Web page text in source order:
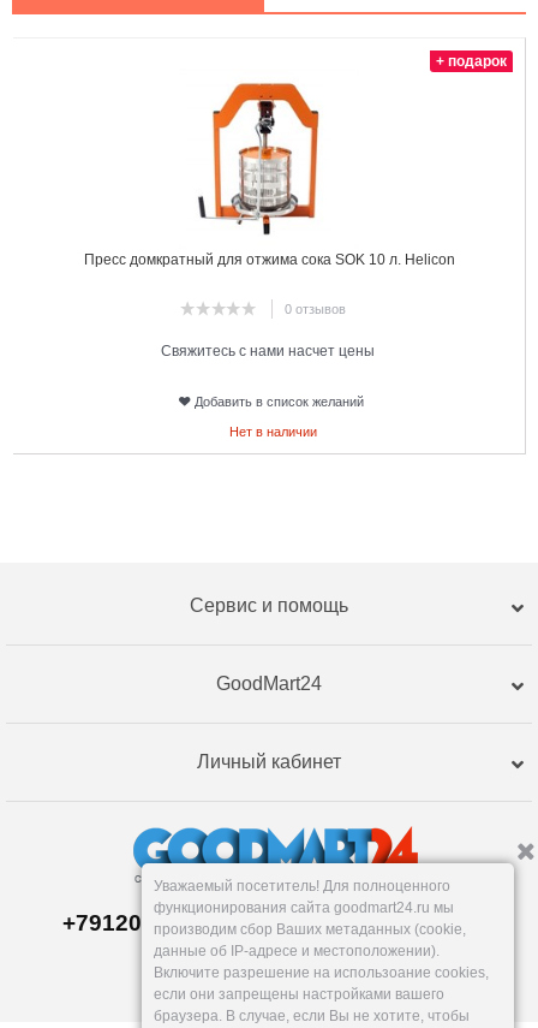
Пресс домкратный для отжима сока SOK 10 л. Helicon
0 отзывов
+ подарок
Свяжитесь с нами насчет цены
Добавить в список желаний
Нет в наличии
Сервис и помощь
GoodMart24
Личный кабинет
+79120359762, +79120359761 MAX,TG
Склад в Екатеринбург е
Пн-Пт: 10-19, Сб, Вс: вых.
info@goodmart24.ru
Уважаемый посетитель! Для полноценного
функционирования сайта goodmart24.ru мы
производим сбор Ваших метаданных (cookie,
данные об IP-адресе и местоположении).
Включите разрешение на использоание cookies,
если они запрещены настройками вашего
браузера. В случае, если Вы не хотите, чтобы